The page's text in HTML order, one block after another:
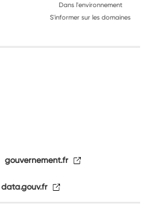
Dans l'environnement
S'informer sur les domaines
gouvernement.fr
data.gouv.fr